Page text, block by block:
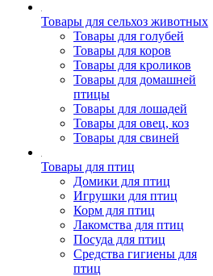
Товары для сельхоз животных
Товары для голубей
Товары для коров
Товары для кроликов
Товары для домашней
птицы
Товары для лошадей
Товары для овец, коз
Товары для свиней
Товары для птиц
Домики для птиц
Игрушки для птиц
Корм для птиц
Лакомства для птиц
Посуда для птиц
Средства гигиены для
птиц